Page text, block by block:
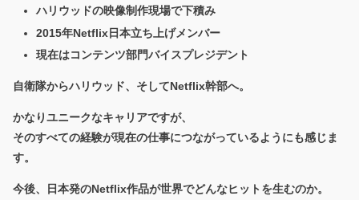
ハリウッドの映像制作現場で下積み
2015年Netflix日本立ち上げメンバー
現在はコンテンツ部門バイスプレジデント
自衛隊からハリウッド、そしてNetflix幹部へ。
かなりユニークなキャリアですが、
そのすべての経験が現在の仕事につながっているようにも感じま
す。
今後、日本発のNetflix作品が世界でどんなヒットを生むのか。